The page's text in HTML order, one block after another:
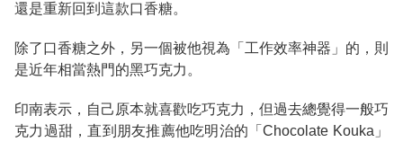
還是重新回到這款口香糖。
除了口香糖之外，另一個被他視為「工作效率神器」的，則
是近年相當熱門的黑巧克力。
印南表示，自己原本就喜歡吃巧克力，但過去總覺得一般巧
克力過甜，直到朋友推薦他吃明治的「Chocolate Kouka」